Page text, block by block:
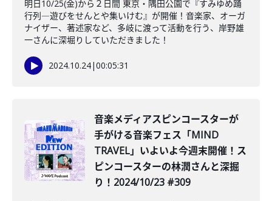
明日10/25(金)から２日間 東京・隅田公園で『すみゆめ踊
行列―遊びをせんとや集いけむ』が開催！音楽家、オーガ
ナイザー、著述家など、多岐に渡って活動を行う、岸野雄
一さんに深堀りしていただきました！
2024.10.24|00:05:31
音楽メディアスピンコースターが
手がける音楽フェス「MIND
TRAVEL」いよいよ今週末開催！ス
ピンコースターの林潤さんと深掘
り！2024/10/23 #309